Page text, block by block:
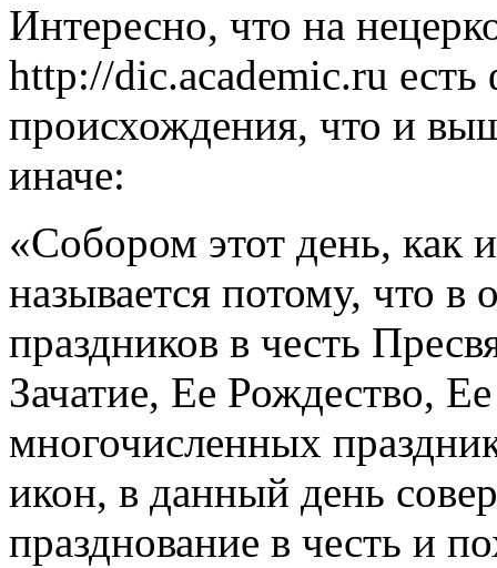
Интересно, что на
http://dic.academic.ru
происхождения, что и
иначе:
«Собором этот день, как
называется потому, что в
праздников в честь
Зачатие, Ее Рождество,
многочисленных
икон, в данный день
празднование в честь и